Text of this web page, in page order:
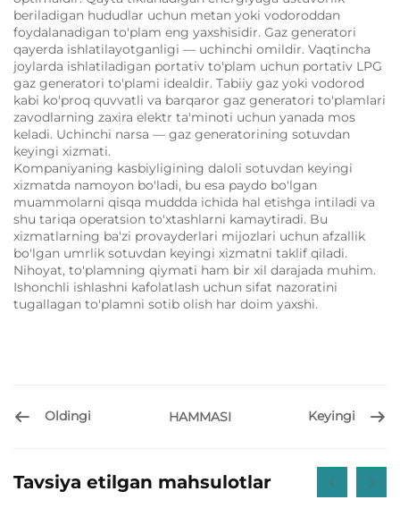
beriladigan hududlar uchun metan yoki vodoroddan
foydalanadigan to'plam eng yaxshisidir. Gaz generatori
qayerda ishlatilayotganligi — uchinchi omildir. Vaqtincha
joylarda ishlatiladigan portativ to'plam uchun portativ LPG
gaz generatori to'plami idealdir. Tabiiy gaz yoki vodorod
kabi ko'proq quvvatli va barqaror gaz generatori to'plamlari
zavodlarning zaxira elektr ta'minoti uchun yanada mos
keladi. Uchinchi narsa — gaz generatorining sotuvdan
keyingi xizmati.
Kompaniyaning kasbiyligining daloli sotuvdan keyingi
xizmatda namoyon bo'ladi, bu esa paydo bo'lgan
muammolarni qisqa muddda ichida hal etishga intiladi va
shu tariqa operatsion to'xtashlarni kamaytiradi. Bu
xizmatlarning ba'zi provayderlari mijozlari uchun afzallik
bo'lgan umrlik sotuvdan keyingi xizmatni taklif qiladi.
Nihoyat, to'plamning qiymati ham bir xil darajada muhim.
Ishonchli ishlashni kafolatlash uchun sifat nazoratini
tugallagan to'plamni sotib olish har doim yaxshi.
Oldingi HAMMASI Keyingi
Tavsiya etilgan mahsulotlar